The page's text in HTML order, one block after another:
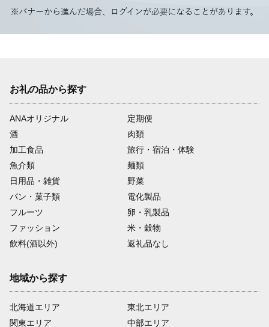
お礼の品から探す
ANAオリジナル
定期便
酒
肉類
加工食品
旅行・宿泊・体験
魚介類
麺類
日用品・雑貨
野菜
パン・菓子類
電化製品
フルーツ
卵・乳製品
ファッション
米・穀物
飲料(酒以外)
返礼品なし
地域から探す
北海道エリア
関東エリア
東北エリア
中部エリア